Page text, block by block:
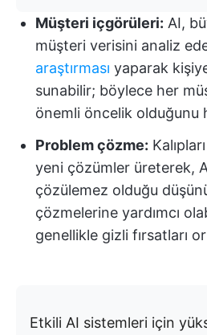
Müşteri içgörüleri: AI,
müşteri verisini analiz
araştırması yaparak
sunabilir; böylece her
önemli öncelik olduğunu
Problem çözme:
yeni çözümler üreterek,
çözülemez olduğu
çözmelerine yardımcı
genellikle gizli fırsatları
Etkili AI sistemleri için